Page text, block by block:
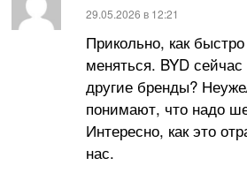
:
29.05.2026 в 12:21
Прикольно, как
меняться. BYD
другие бренды?
понимают, что надо
Интересно, как это
нас.